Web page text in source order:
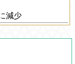
減少